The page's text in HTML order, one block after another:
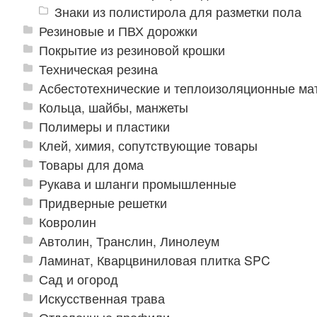
Знаки из полистирола для разметки пола
Резиновые и ПВХ дорожки
Покрытие из резиновой крошки
Техническая резина
Асбестотехнические и теплоизоляционные
Кольца, шайбы, манжеты
Полимеры и пластики
Клей, химия, сопутствующие товары
Товары для дома
Рукава и шланги промышленные
Придверные решетки
Ковролин
Автолин, Транслин, Линолеум
Ламинат, Кварцвиниловая плитка SPC
Сад и огород
Искусственная трава